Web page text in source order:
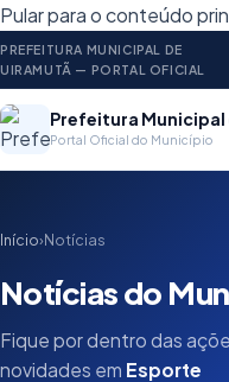
Pular para o conteúdo
PREFEITURA MUNICIPAL DE
UIRAMUTÃ — PORTAL OFICIAL
Prefeitura Municipal
Portal Oficial do Município
Início›Notícias
Notícias do
Fique por dentro das
novidades em Esporte